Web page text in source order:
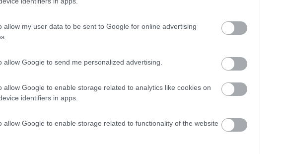
allow my user data to be sent to Google for online advertising
allow Google to send me personalized advertising.
allow Google to enable storage related to analytics like cookies on
identifiers in apps.
allow Google to enable storage related to functionality of the website
stretto[:D] Ci ha dato qualche problemino ma leggendo i vostri post ci sono anche
elettrico, (sono tre volte che lo porto a riparare dicono che si sporca il motorino,
Marioid="Courier New">id="blue">id="size3"> >
che non è uno scherzo questa volta parlo serio..... ci saro fino alle 16,30 poi vado